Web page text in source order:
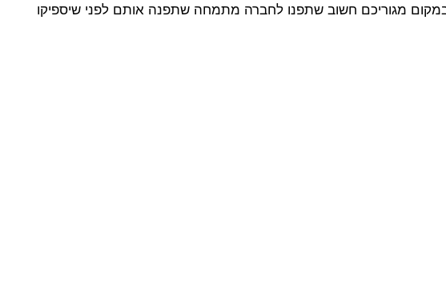
מגוריכם חשוב שתפנו לחברה מתמחה שתפנה אותם לפני שיספיקו